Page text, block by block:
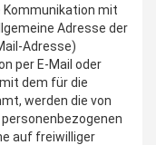
mit
Adresse der
Adresse)
per E-Mail oder
dem für die
werden die von
auf freiwilliger